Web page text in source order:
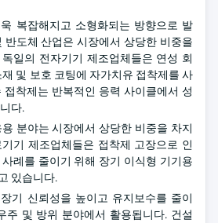
복잡해지고 소형화되는 방향으로 발
반도체 산업은 시장에서 상당한 비중을
일의 전자기기 제조업체들은 연성 회
및 보호 코팅에 자가치유 접착제를 사
접착제는 반복적인 응력 사이클에서 성
다.
분야는 시장에서 상당한 비중을 차지
기 제조업체들은 접착제 고장으로 인
례를 줄이기 위해 장기 이식형 기기용
있습니다.
기 신뢰성을 높이고 유지보수를 줄이
주 및 방위 분야에서 활용됩니다. 건설